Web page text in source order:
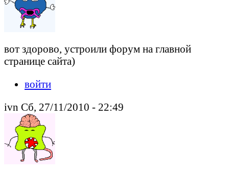
вот здорово, устроили форум на главной
странице сайта)
войти
ivn Сб, 27/11/2010 - 22:49